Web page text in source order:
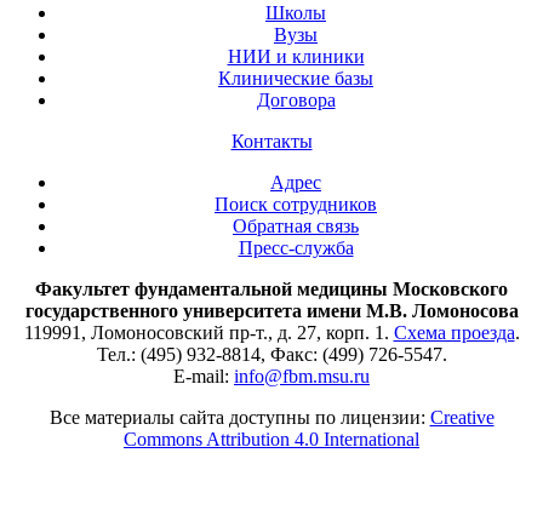
Школы
Вузы
НИИ и клиники
Клинические базы
Договора
Контакты
Адрес
Поиск сотрудников
Обратная связь
Пресс-служба
Факультет фундаментальной медицины Московского
государственного университета имени М.В. Ломоносова
119991, Ломоносовский пр-т., д. 27, корп. 1. Схема проезда.
Тел.: (495) 932-8814, Факс: (499) 726-5547.
E-mail: info@fbm.msu.ru
Все материалы сайта доступны по лицензии: Creative
Commons Attribution 4.0 International